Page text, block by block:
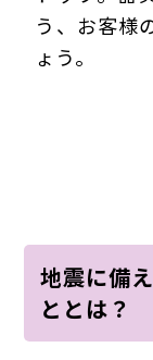
う、お客様
ょう。
地震に備
ととは？